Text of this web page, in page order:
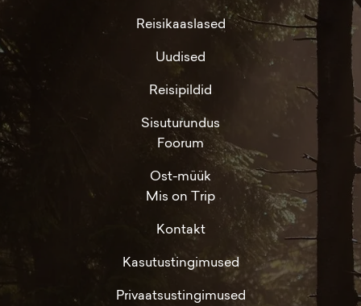
Reisikaaslased
Uudised
Reisipildid
Sisuturundus
Foorum
Ost-müük
Mis on Trip
Kontakt
Kasutustingimused
Privaatsustingimused